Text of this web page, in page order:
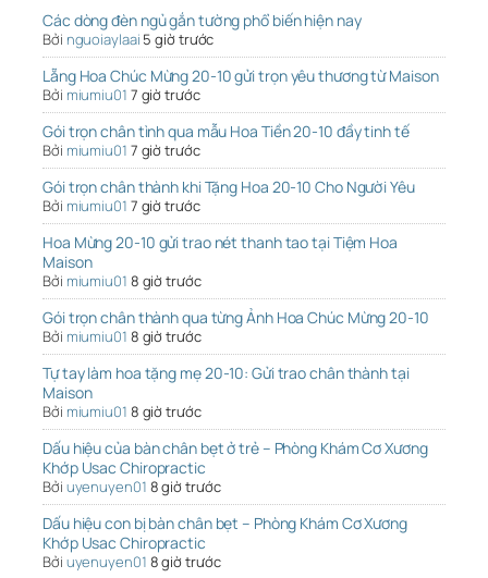
Các dòng đèn ngủ gắn tường phổ biến hiện nay
Bởi nguoiaylaai 5 giờ trước
Lẵng Hoa Chúc Mừng 20-10 gửi trọn yêu thương từ Maison
Bởi miumiu01 7 giờ trước
Gói trọn chân tình qua mẫu Hoa Tiền 20-10 đầy tinh tế
Bởi miumiu01 7 giờ trước
Gói trọn chân thành khi Tặng Hoa 20-10 Cho Người Yêu
Bởi miumiu01 7 giờ trước
Hoa Mừng 20-10 gửi trao nét thanh tao tại Tiệm Hoa
Maison
Bởi miumiu01 8 giờ trước
Gói trọn chân thành qua từng Ảnh Hoa Chúc Mừng 20-10
Bởi miumiu01 8 giờ trước
Tự tay làm hoa tặng mẹ 20-10: Gửi trao chân thành tại
Maison
Bởi miumiu01 8 giờ trước
Dấu hiệu của bàn chân bẹt ở trẻ – Phòng Khám Cơ Xương
Khớp Usac Chiropractic
Bởi uyenuyen01 8 giờ trước
Dấu hiệu con bị bàn chân bẹt – Phòng Khám Cơ Xương
Khớp Usac Chiropractic
Bởi uyenuyen01 8 giờ trước